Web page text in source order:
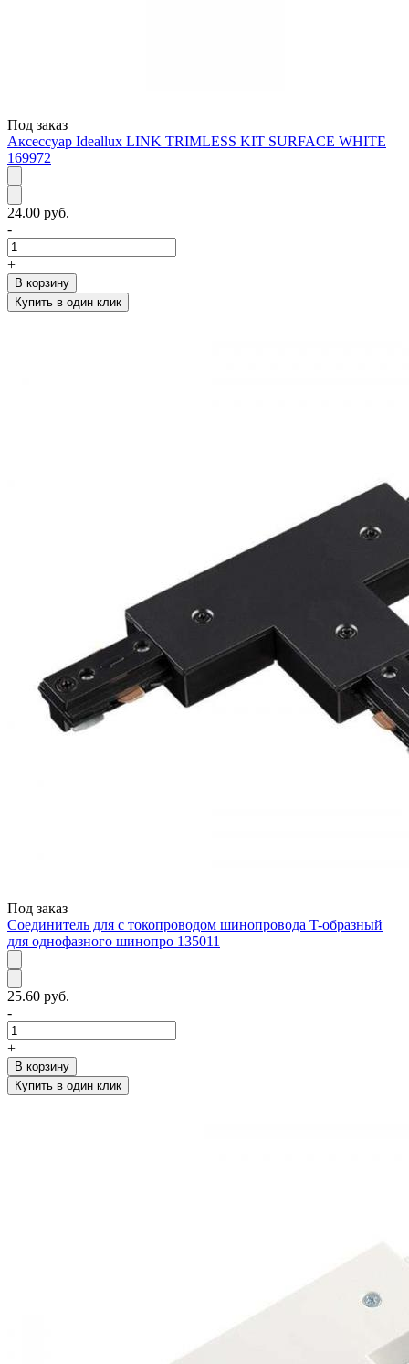
Под заказ
Аксессуар Ideallux LINK TRIMLESS KIT SURFACE WHITE
169972
24.00 руб.
-
+
В корзину
Купить в один клик
Под заказ
Соединитель для с токопроводом шинопровода T-образный
для однофазного шинопро 135011
25.60 руб.
-
+
В корзину
Купить в один клик